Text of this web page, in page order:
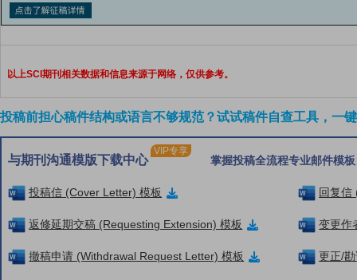
以上SCI期刊相关数据和信息来源于网络，仅供参考。
投稿前担心稿件结构或语言不够规范？试试稿件自查工具，一
与期刊沟通模版下载中心
VIP专享
掌握投稿全流程专业邮件模
投稿信 (Cover Letter) 模板 回复信
返修延期交稿 (Requesting Extension) 模板 变更作
撤稿申请 (Withdrawal Request Letter) 模板 更正/